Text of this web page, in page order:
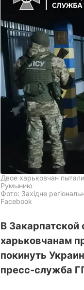
Двое харьковчан
Румынию
Фото: Західне
Facebook
В Закарпатской
харьковчанам
покинуть
пресс-служба